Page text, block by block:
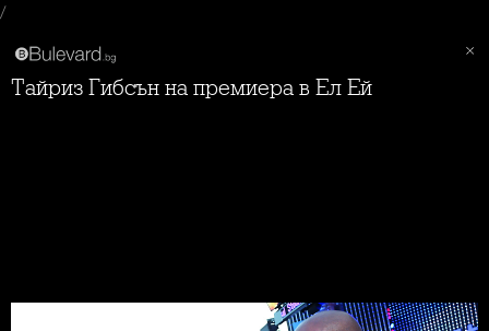
/
Тайриз Гибсън на премиера в Ел Ей